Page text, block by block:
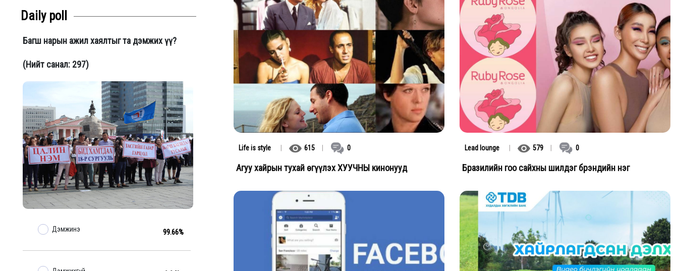
Daily poll
Багш нарын ажил хаялтыг та дэмжих үү?
(Нийт санал: 297)
Дэмжинэ 99.66%
Life is style 615 0
Агуу хайрын тухай өгүүлэх ХУУЧНЫ кинонууд
Lead lounge 579 0
Бразилийн гоо сайхны шилдэг брэндийн нэг